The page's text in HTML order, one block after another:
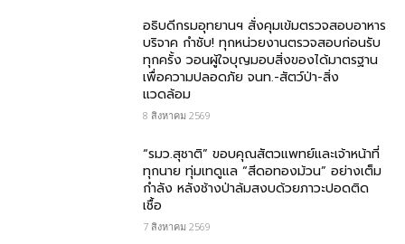
อธิบดีกรมอุทยานฯ สั่งคุมเข้มตรวจสอบอาหาร
บริจาค​ กำชับ! ทุกหน่วยงานตรวจสอบก่อนรับ
ทุกครั้ง วอนผู้ใจบุญมอบสิ่งของได้มาตรฐาน
เพื่อความปลอดภัย​ จนท.-สัตว์ป่า-สิ่ง
แวดล้อม
8 สิงหาคม 2569
“รมว.สุชาติ” ขอบคุณสัตวแพทย์และเจ้าหน้าที่
ทุกนาย ทุ่มเทดูแล “สีดอทองม้วน” อย่างเต็ม
กำลัง หลังช้างป่าล้มสงบด้วยภาวะปอดติด
เชื้อ
7 สิงหาคม 2569